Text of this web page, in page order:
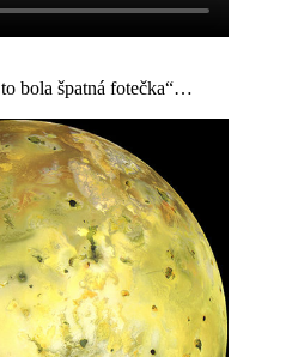
bola špatná fotečka“…